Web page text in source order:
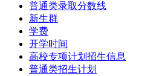
普通类录取分数线
新生群
学费
开学时间
高校专项计划招生信息
普通类招生计划